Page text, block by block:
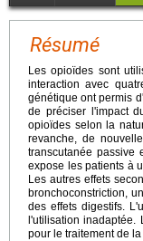
Résumé
Les opioïdes sont
interaction avec
génétique ont permis
de préciser l'impact
opioïdes selon la
revanche, de
transcutanée passive
expose les patients à
Les autres effets
bronchoconstriction,
des effets digestifs.
l'utilisation inadaptée.
pour le traitement de